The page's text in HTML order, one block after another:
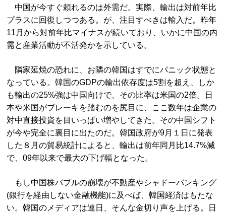
中国が今すぐ頼れるのは外需だ。実際、輸出は対前年比
プラスに回復しつつある。が、注目すべきは輸入だ。昨年
11月から対前年比マイナスが続いており、いかに中国の内
需と産業活動が不活発かを示している。
隣家延焼の恐れに、お隣の韓国はすでにパニック状態と
なっている。韓国のGDPの輸出依存度は5割を超え、しか
も輸出の25%強は中国向けで、その比率は米国の2倍。日
本や米国がブレーキを踏むのを尻目に、ここ数年は企業の
対中直接投資を目いっぱい増やしてきた。その中国シフト
が今や完全に裏目に出たのだ。韓国政府が9月１日に発表
した８月の貿易統計によると、輸出は前年同月比14.7%減
で、09年以来で最大の下げ幅となった。
もし中国株バブルの崩壊が不動産やシャドーバンキング
(銀行を経由しない金融機能)に及べば、韓国経済はもたな
い。韓国のメディアは連日、そんな金切り声を上げる。日